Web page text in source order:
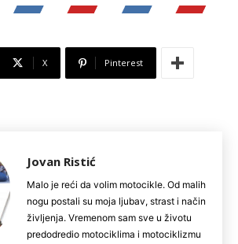
X Pinterest
Jovan Ristić
Malo je reći da volim motocikle. Od malih
nogu postali su moja ljubav, strast i način
življenja. Vremenom sam sve u životu
predodredio motociklima i motociklizmu